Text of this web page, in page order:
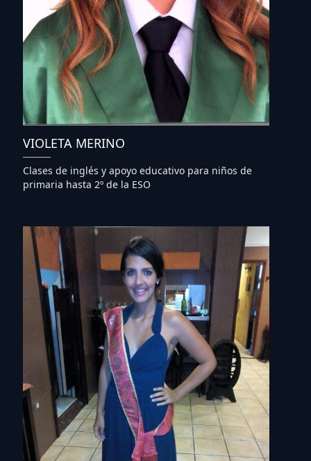
VIOLETA MERINO
Clases de inglés y apoyo educativo para niños de
primaria hasta 2º de la ESO